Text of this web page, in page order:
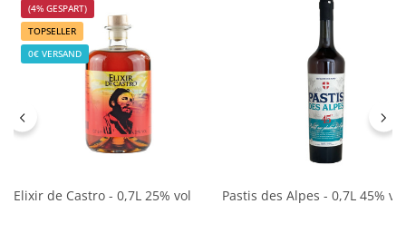
(4% GESPART)
TOPSELLER
0€ VERSAND
Elixir de Castro - 0,7L 25% vol Pastis des Alpes - 0,7L 45% vol